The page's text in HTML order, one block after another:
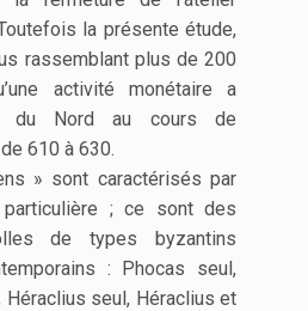
la présente étude,
rassemblant plus de 200
activité monétaire a
du Nord au cours de
610 à 630.
» sont caractérisés par
particulière ; ce sont des
de types byzantins
: Phocas seul,
Héraclius seul, Héraclius et